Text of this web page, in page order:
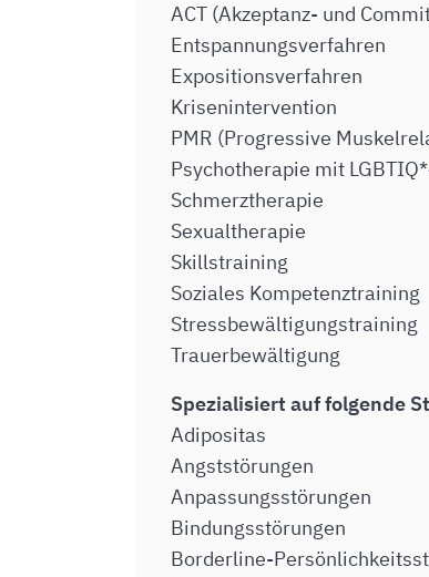
ACT (Akzeptanz- und
Entspannungsverfahren
Expositionsverfahren
Krisenintervention
PMR (Progressive
Psychotherapie mit
Schmerztherapie
Sexualtherapie
Skillstraining
Soziales Kompetenztraining
Stressbewältigungstraining
Trauerbewältigung
Spezialisiert auf folgende
Adipositas
Angststörungen
Anpassungsstörungen
Bindungsstörungen
Borderline-